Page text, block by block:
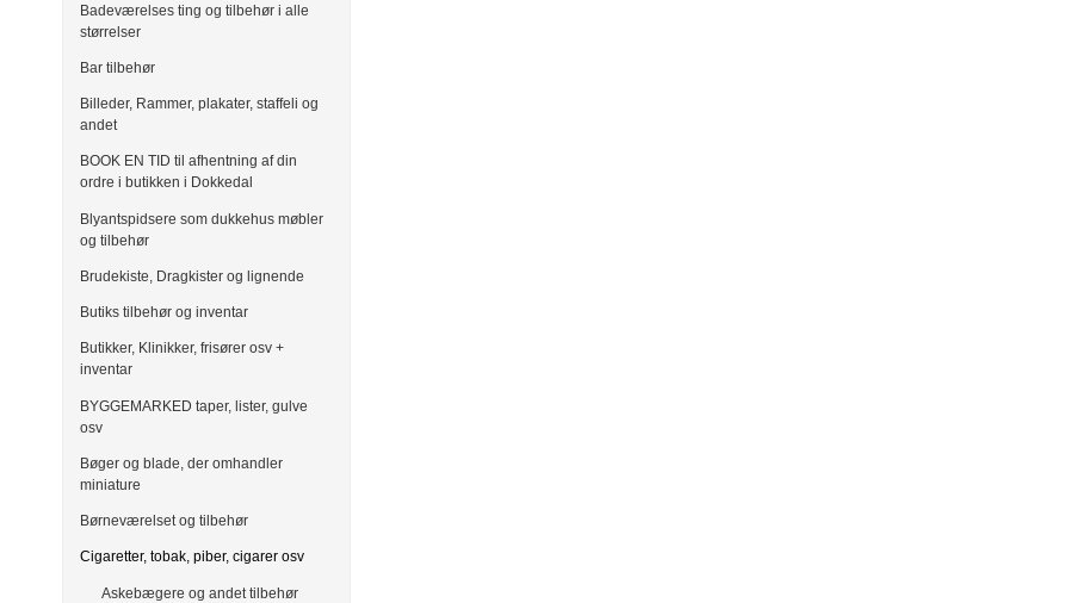
Badeværelses ting og tilbehør i alle
størrelser
Bar tilbehør
Billeder, Rammer, plakater, staffeli og
andet
BOOK EN TID til afhentning af din
ordre i butikken i Dokkedal
Blyantspidsere som dukkehus møbler
og tilbehør
Brudekiste, Dragkister og lignende
Butiks tilbehør og inventar
Butikker, Klinikker, frisører osv +
inventar
BYGGEMARKED taper, lister, gulve
osv
Bøger og blade, der omhandler
miniature
Børneværelset og tilbehør
Cigaretter, tobak, piber, cigarer osv
Askebægere og andet tilbehør